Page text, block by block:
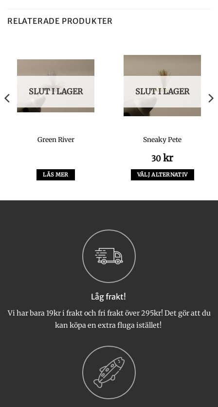
RELATERADE PRODUKTER
SLUT I LAGER
Green River
LÄS MER
SLUT I LAGER
Sneaky Pete
30 kr
VÄLJ ALTERNATIV
produktsidan
Låg frakt!
Vi har bara 19kr i frakt och fri frakt över 295kr! Det gör att du
kan köpa en extra fluga istället!